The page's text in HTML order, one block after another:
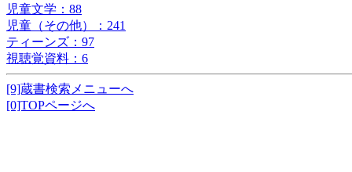
児童文学：88
児童（その他）：241
ティーンズ：97
視聴覚資料：6
[9]蔵書検索メニューへ
[0]TOPページへ